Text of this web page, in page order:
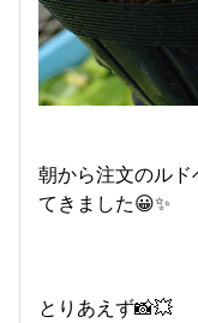
朝から注文のル
てきました😀✨
とりあえず📸💥